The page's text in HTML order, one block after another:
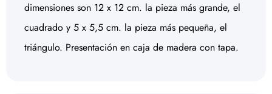
dimensiones son 12 x 12 cm. la pieza más grande, el
cuadrado y 5 x 5,5 cm. la pieza más pequeña, el
triángulo. Presentación en caja de madera con tapa.